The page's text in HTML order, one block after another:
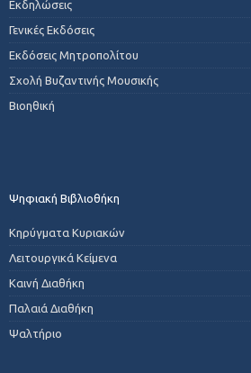
Εκδηλώσεις
Γενικές Εκδόσεις
Εκδόσεις Μητροπολίτου
Σχολή Βυζαντινής Μουσικής
Βιοηθική
Ψηφιακή Βιβλιοθήκη
Κηρύγματα Κυριακών
Λειτουργικά Κείμενα
Καινή Διαθήκη
Παλαιά Διαθήκη
Ψαλτήριο